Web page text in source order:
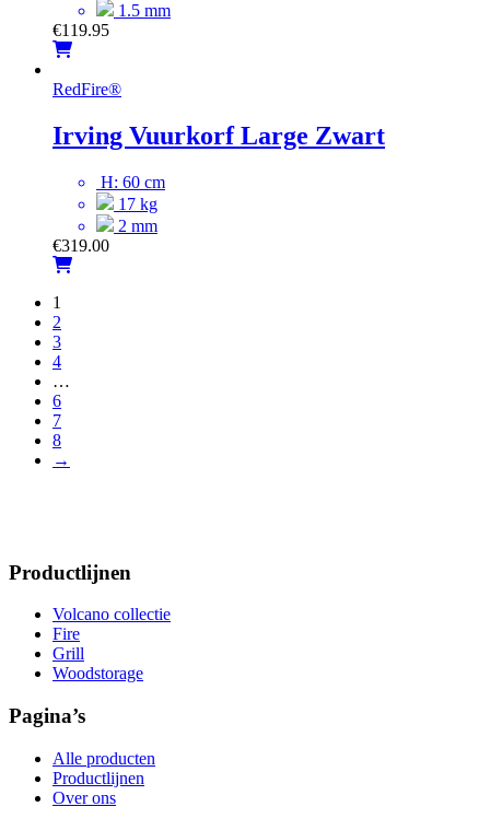
1.5 mm
€119.95
RedFire®
Irving Vuurkorf Large Zwart
H: 60 cm
17 kg
2 mm
€319.00
1
2
3
4
…
6
7
8
→
Productlijnen
Volcano collectie
Fire
Grill
Woodstorage
Pagina’s
Alle producten
Productlijnen
Over ons